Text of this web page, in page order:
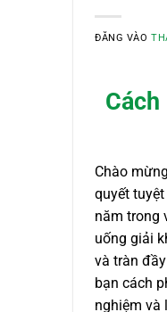
ĐĂNG VÀO
Chào
quyết
năm trong
uống giải
và tràn
bạn cách
nghiệm và